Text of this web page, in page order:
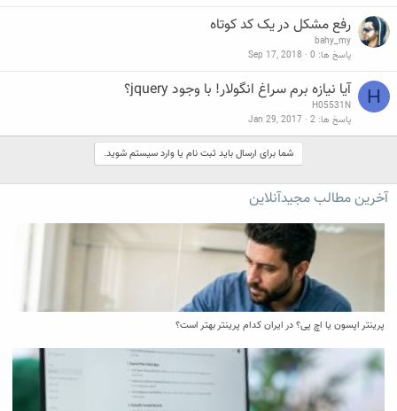
رفع مشکل در یک کد کوتاه
bahy_my
پاسخ ها 0
Sep 17, 2018
H آیا نیازه برم سراغ انگولار! با وجود jquery؟
H05531N
پاسخ ها 2
Jan 29, 2017
شما برای ارسال باید ثبت نام یا وارد سیستم شوید.
آخرین مطالب مجیدآنلاین
پرینتر اپسون یا اچ پی؟ در ایران کدام پرینتر بهتر است؟